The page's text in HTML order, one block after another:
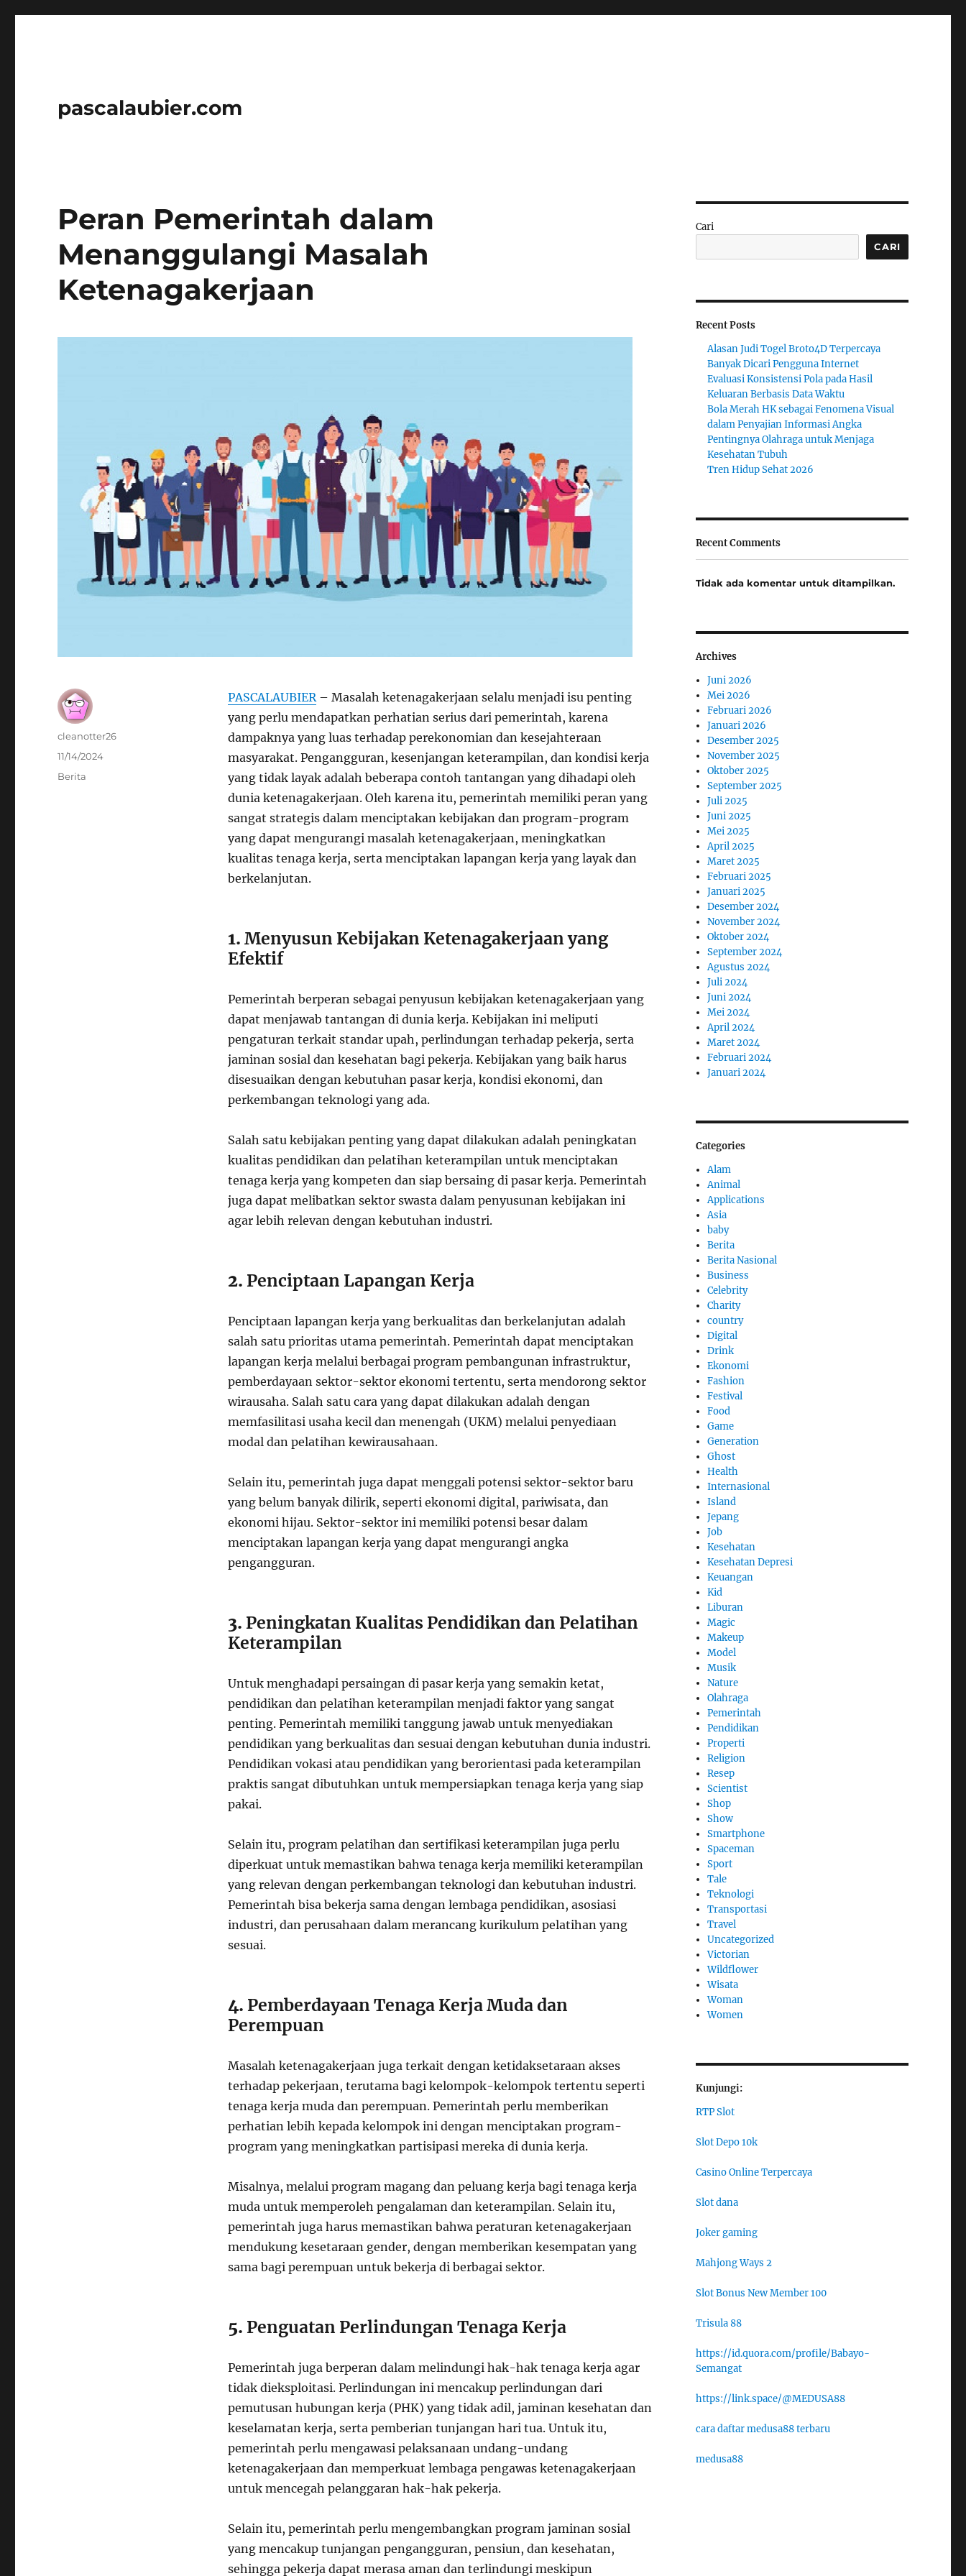
pascalaubier.com
Peran Pemerintah dalam
Menanggulangi Masalah
Ketenagakerjaan
PASCALAUBIER– Masalah ketenagakerjaan selalu menjadi isu penting
yang perlu mendapatkan perhatian serius dari pemerintah, karena
dampaknya yang luas terhadap perekonomian dan kesejahteraan
masyarakat. Pengangguran, kesenjangan keterampilan, dan kondisi kerja
yang tidak layak adalah beberapa contoh tantangan yang dihadapi oleh
dunia ketenagakerjaan. Oleh karena itu, pemerintah memiliki peran yang
sangat strategis dalam menciptakan kebijakan dan program-program
yang dapat mengurangi masalah ketenagakerjaan, meningkatkan
kualitas tenaga kerja, serta menciptakan lapangan kerja yang layak dan
berkelanjutan.
1. Menyusun Kebijakan Ketenagakerjaan yang
Efektif
Pemerintah berperan sebagai penyusun kebijakan ketenagakerjaan yang
dapat menjawab tantangan di dunia kerja. Kebijakan ini meliputi
pengaturan terkait standar upah, perlindungan terhadap pekerja, serta
jaminan sosial dan kesehatan bagi pekerja. Kebijakan yang baik harus
disesuaikan dengan kebutuhan pasar kerja, kondisi ekonomi, dan
perkembangan teknologi yang ada.
Salah satu kebijakan penting yang dapat dilakukan adalah peningkatan
kualitas pendidikan dan pelatihan keterampilan untuk menciptakan
tenaga kerja yang kompeten dan siap bersaing di pasar kerja. Pemerintah
juga dapat melibatkan sektor swasta dalam penyusunan kebijakan ini
agar lebih relevan dengan kebutuhan industri.
2. Penciptaan Lapangan Kerja
Penciptaan lapangan kerja yang berkualitas dan berkelanjutan adalah
salah satu prioritas utama pemerintah. Pemerintah dapat menciptakan
lapangan kerja melalui berbagai program pembangunan infrastruktur,
pemberdayaan sektor-sektor ekonomi tertentu, serta mendorong sektor
wirausaha. Salah satu cara yang dapat dilakukan adalah dengan
memfasilitasi usaha kecil dan menengah (UKM) melalui penyediaan
modal dan pelatihan kewirausahaan.
Selain itu, pemerintah juga dapat menggali potensi sektor-sektor baru
yang belum banyak dilirik, seperti ekonomi digital, pariwisata, dan
ekonomi hijau. Sektor-sektor ini memiliki potensi besar dalam
menciptakan lapangan kerja yang dapat mengurangi angka
pengangguran.
3. Peningkatan Kualitas Pendidikan dan Pelatihan
Keterampilan
Untuk menghadapi persaingan di pasar kerja yang semakin ketat,
pendidikan dan pelatihan keterampilan menjadi faktor yang sangat
penting. Pemerintah memiliki tanggung jawab untuk menyediakan
pendidikan yang berkualitas dan sesuai dengan kebutuhan dunia industri.
Pendidikan vokasi atau pendidikan yang berorientasi pada keterampilan
praktis sangat dibutuhkan untuk mempersiapkan tenaga kerja yang siap
pakai.
Selain itu, program pelatihan dan sertifikasi keterampilan juga perlu
diperkuat untuk memastikan bahwa tenaga kerja memiliki keterampilan
yang relevan dengan perkembangan teknologi dan kebutuhan industri.
Pemerintah bisa bekerja sama dengan lembaga pendidikan, asosiasi
industri, dan perusahaan dalam merancang kurikulum pelatihan yang
sesuai.
4. Pemberdayaan Tenaga Kerja Muda dan
Perempuan
Masalah ketenagakerjaan juga terkait dengan ketidaksetaraan akses
terhadap pekerjaan, terutama bagi kelompok-kelompok tertentu seperti
tenaga kerja muda dan perempuan. Pemerintah perlu memberikan
perhatian lebih kepada kelompok ini dengan menciptakan program-
program yang meningkatkan partisipasi mereka di dunia kerja.
Misalnya, melalui program magang dan peluang kerja bagi tenaga kerja
muda untuk memperoleh pengalaman dan keterampilan. Selain itu,
pemerintah juga harus memastikan bahwa peraturan ketenagakerjaan
mendukung kesetaraan gender, dengan memberikan kesempatan yang
sama bagi perempuan untuk bekerja di berbagai sektor.
5. Penguatan Perlindungan Tenaga Kerja
Pemerintah juga berperan dalam melindungi hak-hak tenaga kerja agar
tidak dieksploitasi. Perlindungan ini mencakup perlindungan dari
pemutusan hubungan kerja (PHK) yang tidak adil, jaminan kesehatan dan
keselamatan kerja, serta pemberian tunjangan hari tua. Untuk itu,
pemerintah perlu mengawasi pelaksanaan undang-undang
ketenagakerjaan dan memperkuat lembaga pengawas ketenagakerjaan
untuk mencegah pelanggaran hak-hak pekerja.
Selain itu, pemerintah perlu mengembangkan program jaminan sosial
yang mencakup tunjangan pengangguran, pensiun, dan kesehatan,
sehingga pekerja dapat merasa aman dan terlindungi meskipun
Author
cleanotter26
Posted
11/14/2024
Categories
Berita
Cari
CARI
Recent Posts
Alasan Judi Togel Broto4D Terpercaya
Banyak Dicari Pengguna Internet
Evaluasi Konsistensi Pola pada Hasil
Keluaran Berbasis Data Waktu
Bola Merah HK sebagai Fenomena Visual
dalam Penyajian Informasi Angka
Pentingnya Olahraga untuk Menjaga
Kesehatan Tubuh
Tren Hidup Sehat 2026
Recent Comments
Tidak ada komentar untuk ditampilkan.
Archives
Juni 2026
Mei 2026
Februari 2026
Januari 2026
Desember 2025
November 2025
Oktober 2025
September 2025
Juli 2025
Juni 2025
Mei 2025
April 2025
Maret 2025
Februari 2025
Januari 2025
Desember 2024
November 2024
Oktober 2024
September 2024
Agustus 2024
Juli 2024
Juni 2024
Mei 2024
April 2024
Maret 2024
Februari 2024
Januari 2024
Categories
Alam
Animal
Applications
Asia
baby
Berita
Berita Nasional
Business
Celebrity
Charity
country
Digital
Drink
Ekonomi
Fashion
Festival
Food
Game
Generation
Ghost
Health
Internasional
Island
Jepang
Job
Kesehatan
Kesehatan Depresi
Keuangan
Kid
Liburan
Magic
Makeup
Model
Musik
Nature
Olahraga
Pemerintah
Pendidikan
Properti
Religion
Resep
Scientist
Shop
Show
Smartphone
Spaceman
Sport
Tale
Teknologi
Transportasi
Travel
Uncategorized
Victorian
Wildflower
Wisata
Woman
Women
Kunjungi:
RTP Slot
Slot Depo 10k
Casino Online Terpercaya
Slot dana
Joker gaming
Mahjong Ways 2
Slot Bonus New Member 100
Trisula 88
https://id.quora.com/profile/Babayo-
Semangat
https://link.space/@MEDUSA88
cara daftar medusa88 terbaru
medusa88